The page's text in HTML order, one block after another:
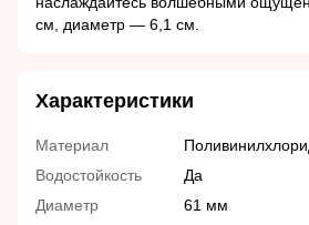
см, диаметр ― 6,1 см.
Характеристики
Материал
Водостойкость
Да
Диаметр
61 мм